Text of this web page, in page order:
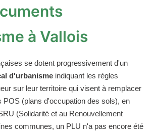
à Vallois
se dotent progressivement d'un
d'urbanisme indiquant les règles
sur leur territoire qui visent à remplacer
POS (plans d'occupation des sols), en
(Solidarité et au Renouvellement
communes, un PLU n'a pas encore été